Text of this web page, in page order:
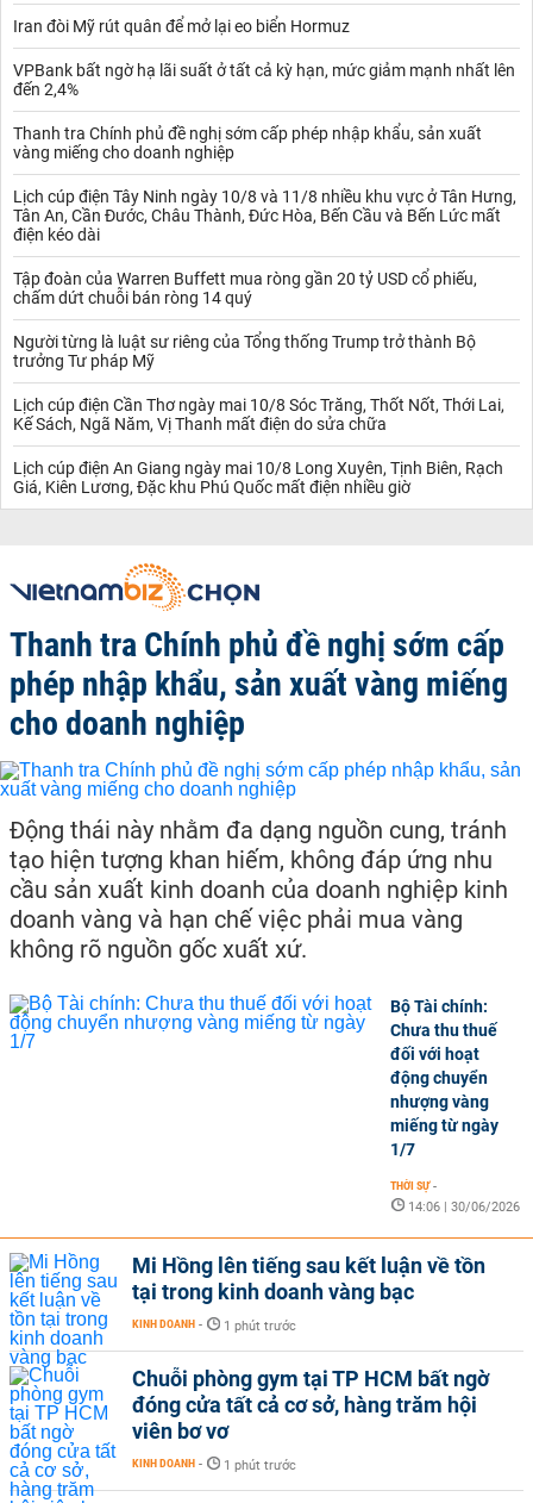
Iran đòi Mỹ rút quân để mở lại eo biển Hormuz
VPBank bất ngờ hạ lãi suất ở tất cả kỳ hạn, mức giảm mạnh nhất lên
đến 2,4%
Thanh tra Chính phủ đề nghị sớm cấp phép nhập khẩu, sản xuất
vàng miếng cho doanh nghiệp
Lịch cúp điện Tây Ninh ngày 10/8 và 11/8 nhiều khu vực ở Tân Hưng,
Tân An, Cần Đước, Châu Thành, Đức Hòa, Bến Cầu và Bến Lức mất
điện kéo dài
Tập đoàn của Warren Buffett mua ròng gần 20 tỷ USD cổ phiếu,
chấm dứt chuỗi bán ròng 14 quý
Người từng là luật sư riêng của Tổng thống Trump trở thành Bộ
trưởng Tư pháp Mỹ
Lịch cúp điện Cần Thơ ngày mai 10/8 Sóc Trăng, Thốt Nốt, Thới Lai,
Kế Sách, Ngã Năm, Vị Thanh mất điện do sửa chữa
Lịch cúp điện An Giang ngày mai 10/8 Long Xuyên, Tịnh Biên, Rạch
Giá, Kiên Lương, Đặc khu Phú Quốc mất điện nhiều giờ
Thanh tra Chính phủ đề nghị sớm cấp
phép nhập khẩu, sản xuất vàng miếng
cho doanh nghiệp
Động thái này nhằm đa dạng nguồn cung, tránh
tạo hiện tượng khan hiếm, không đáp ứng nhu
cầu sản xuất kinh doanh của doanh nghiệp kinh
doanh vàng và hạn chế việc phải mua vàng
không rõ nguồn gốc xuất xứ.
Bộ Tài chính:
Chưa thu thuế
đối với hoạt
động chuyển
nhượng vàng
miếng từ ngày
1/7
THỜI SỰ -
14:06 | 30/06/2026
Mi Hồng lên tiếng sau kết luận về tồn
tại trong kinh doanh vàng bạc
KINH DOANH - 1 phút trước
Chuỗi phòng gym tại TP HCM bất ngờ
đóng cửa tất cả cơ sở, hàng trăm hội
viên bơ vơ
KINH DOANH - 1 phút trước